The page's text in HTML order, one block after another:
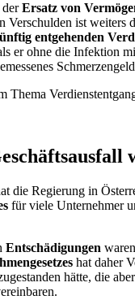
derErsatz von
Verschulden ist weiters
entgehenden
er ohne die Infektion
Thema
die Regierung in
für viele Unternehmer
Entschädigungen
hat daher
hätte, die